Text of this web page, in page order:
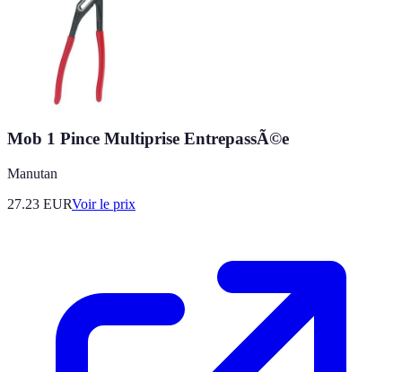
Mob 1 Pince Multiprise EntrepassÃ©e
Manutan
27.23 EURVoir le prix